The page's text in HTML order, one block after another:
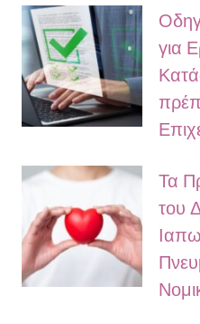
για
Τα
του